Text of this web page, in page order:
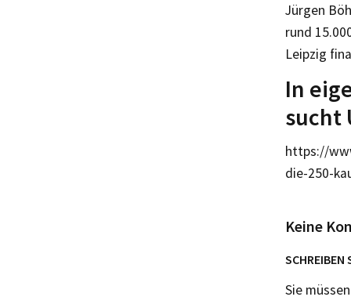
Jürgen
rund
Leipzig
In
sucht
https://
die-250-
Keine
SCHREIBEN
Sie